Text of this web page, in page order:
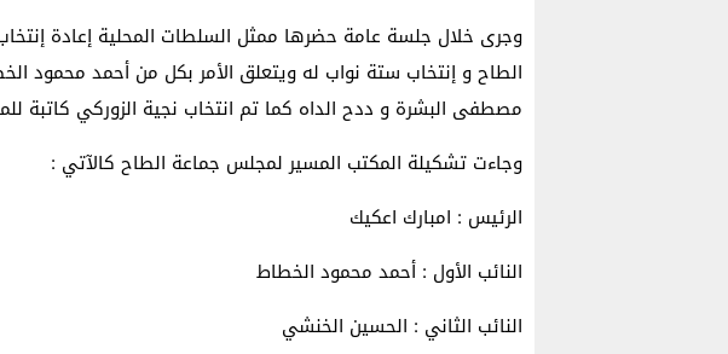
وجرى خلال جلسة عامة حضرها ممثل السلطات المحلية إعادة
الطاح و إنتخاب ستة نواب له ويتعلق الأمر بكل من أحمد محمود
مصطفى البشرة و ددح الداه كما تم انتخاب نجية الزوركي كاتبة
وجاءت تشكيلة المكتب المسير لمجلس جماعة الطاح كالآتي :
الرئيس : امبارك اعكيك
النائب الأول : أحمد محمود الخطاط
النائب الثاني : الحسين الخنشي